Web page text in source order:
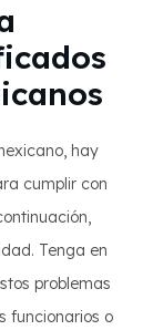
hay
cumplir con
Tenga en
problemas
funcionarios o